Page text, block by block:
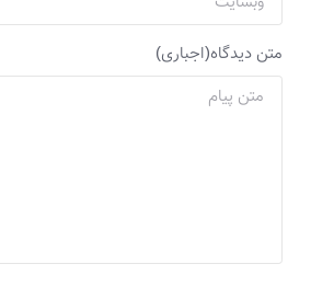
متن دیدگاه(اجباری)